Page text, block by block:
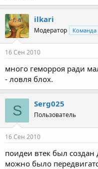
ilkari
Модератор
16 Сен 2010
много геморроя ради
- ловля блох.
S Serg025
Пользователь
16 Сен 2010
поидеи втек был
можно было